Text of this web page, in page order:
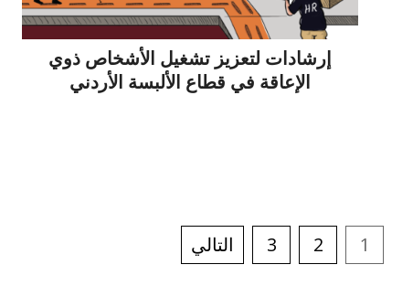
إرشادات لتعزيز تشغيل الأشخاص ذوي
الإعاقة في قطاع الألبسة الأردني
1
2
3 التالي